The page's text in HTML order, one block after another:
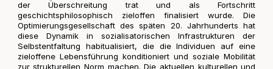
der Überschreitung trat und als Fortschritt
geschichtsphilosophisch zieloffen finalisiert wurde. Die
Optimierungsgesellschaft des späten 20. Jahrhunderts hat
diese Dynamik in sozialisatorischen Infrastrukturen der
Selbstentfaltung habitualisiert, die die Individuen auf eine
zieloffene Lebensführung konditioniert und soziale Mobilität
zur strukturellen Norm machen. Die aktuellen kulturellen und